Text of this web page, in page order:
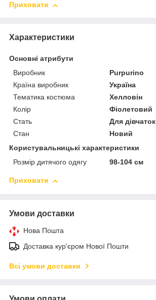
Приховати
Характеристики
Основні атрибути
Виробник
Purpurino
Країна виробник
Україна
Тематика костюма
Хелловін
Колір
Фіолетовий
Стать
Для дівчаток
Стан
Новий
Користувальницькі характеристики
Розмір дитячого одягу
98-104 см
Приховати
Умови доставки
Нова Пошта
Доставка кур'єром Нової Пошти
Всі умови доставки